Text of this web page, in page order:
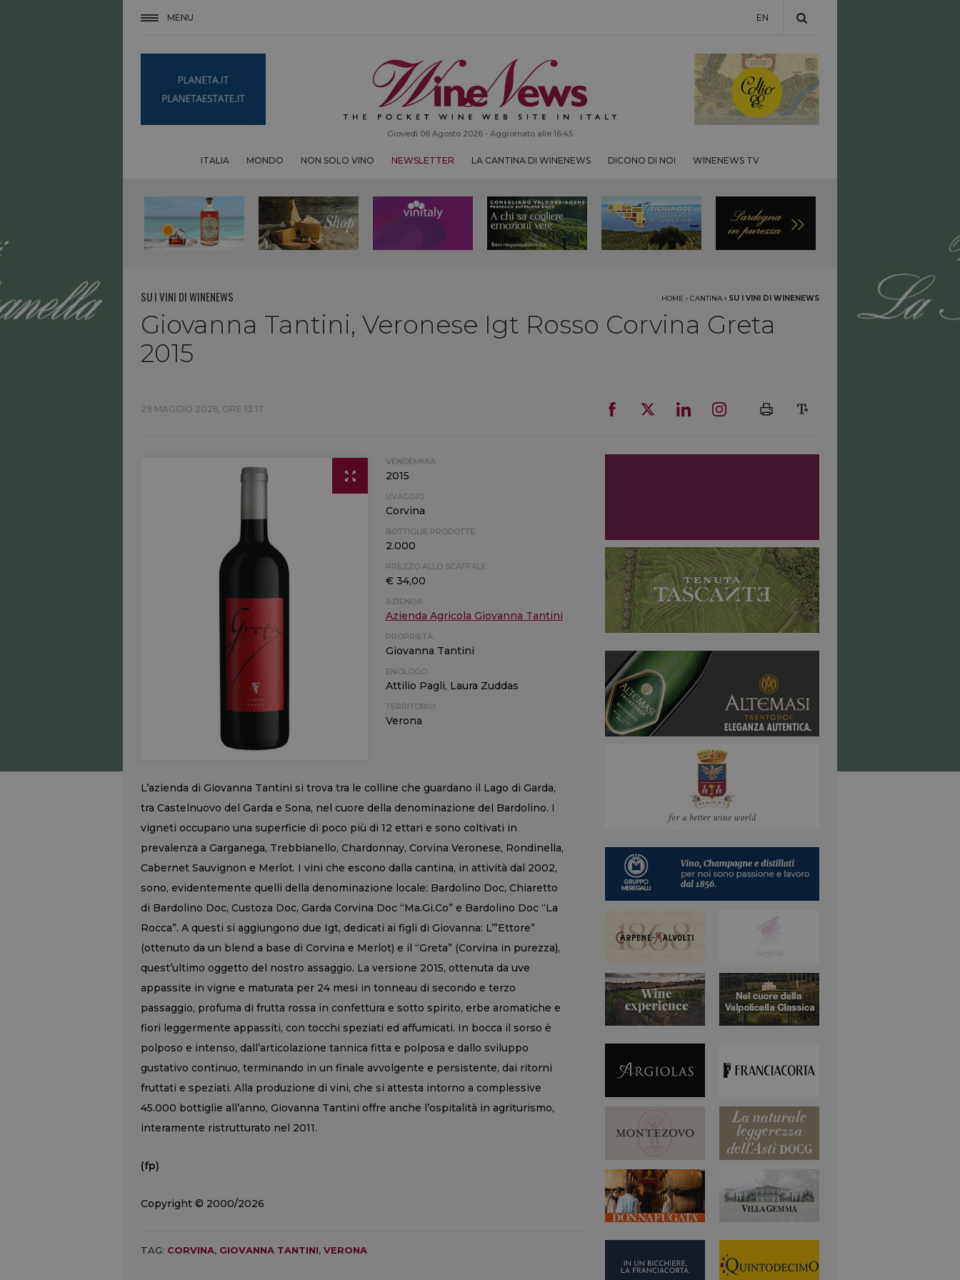
MENU EN
Giovedì 06 Agosto 2026 - Aggiornato alle 16:45
ITALIA MONDO NON SOLO VINO NEWSLETTER LA CANTINA DI WINENEWS DICONO DI NOI WINENEWS TV
SU I VINI DI WINENEWS HOME › CANTINA › SU I VINI DI WINENEWS
Giovanna Tantini, Veronese Igt Rosso Corvina Greta
2015
29 MAGGIO 2026, ORE 13:17
VENDEMMIA:
2015
UVAGGIO:
Corvina
BOTTIGLIE PRODOTTE:
2.000
PREZZO ALLO SCAFFALE:
€ 34,00
AZIENDA:
Azienda Agricola Giovanna Tantini
PROPRIETÀ:
Giovanna Tantini
ENOLOGO:
Attilio Pagli, Laura Zuddas
TERRITORIO:
Verona
L’azienda di Giovanna Tantini si trova tra le colline che guardano il Lago di Garda,
tra Castelnuovo del Garda e Sona, nel cuore della denominazione del Bardolino. I
vigneti occupano una superficie di poco più di 12 ettari e sono coltivati in
prevalenza a Garganega, Trebbianello, Chardonnay, Corvina Veronese, Rondinella,
Cabernet Sauvignon e Merlot. I vini che escono dalla cantina, in attività dal 2002,
sono, evidentemente quelli della denominazione locale: Bardolino Doc, Chiaretto
di Bardolino Doc, Custoza Doc, Garda Corvina Doc “Ma.Gi.Co” e Bardolino Doc “La
Rocca”. A questi si aggiungono due Igt, dedicati ai figli di Giovanna: L’”Ettore”
(ottenuto da un blend a base di Corvina e Merlot) e il “Greta” (Corvina in purezza),
quest’ultimo oggetto del nostro assaggio. La versione 2015, ottenuta da uve
appassite in vigne e maturata per 24 mesi in tonneau di secondo e terzo
passaggio, profuma di frutta rossa in confettura e sotto spirito, erbe aromatiche e
fiori leggermente appassiti, con tocchi speziati ed affumicati. In bocca il sorso è
polposo e intenso, dall’articolazione tannica fitta e polposa e dallo sviluppo
gustativo continuo, terminando in un finale avvolgente e persistente, dai ritorni
fruttati e speziati. Alla produzione di vini, che si attesta intorno a complessive
45.000 bottiglie all’anno, Giovanna Tantini offre anche l’ospitalità in agriturismo,
interamente ristrutturato nel 2011.
(fp)
Copyright © 2000/2026
TAG: CORVINA, GIOVANNA TANTINI, VERONA